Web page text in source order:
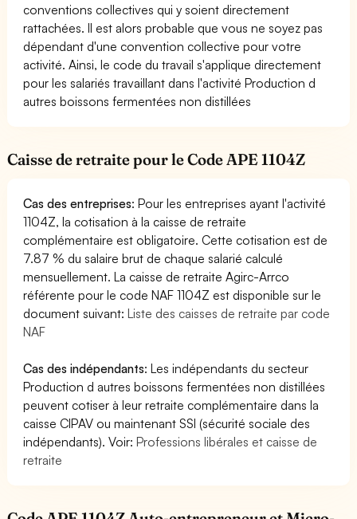
conventions collectives qui y soient directement
rattachées. Il est alors probable que vous ne soyez pas
dépendant d'une convention collective pour votre
activité. Ainsi, le code du travail s'applique directement
pour les salariés travaillant dans l'activité Production d
autres boissons fermentées non distillées
Caisse de retraite pour le Code APE 1104Z
Cas des entreprises: Pour les entreprises ayant l'activité
1104Z, la cotisation à la caisse de retraite
complémentaire est obligatoire. Cette cotisation est de
7.87 % du salaire brut de chaque salarié calculé
mensuellement. La caisse de retraite Agirc-Arrco
référente pour le code NAF 1104Z est disponible sur le
document suivant:Liste des caisses de retraite par code
NAF
Cas des indépendants: Les indépendants du secteur
Production d autres boissons fermentées non distillées
peuvent cotiser à leur retraite complémentaire dans la
caisse CIPAV ou maintenant SSI (sécurité sociale des
indépendants). Voir:Professions libérales et caisse de
retraite